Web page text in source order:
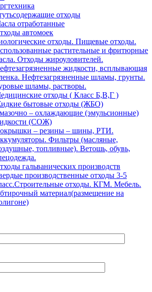
отходы
отработанные
автомоек
отходы. Пищевые отходы.
растительные и фритюрные
Отходы жироуловителей.
жидкости, всплывающая
Нефтезагрязненные шламы, грунты.
шламы, растворы.
отходы ( Класс Б,В,Г )
бытовые отходы (ЖБО)
– охлаждающие (эмульсионные)
(СОЖ)
– резины – шины, РТИ.
Фильтры (масляные,
топливные). Ветошь, обувь,
гальванических производств
производственные отходы 3-5
отходы. КГМ. Мебель.
материал(размещение на